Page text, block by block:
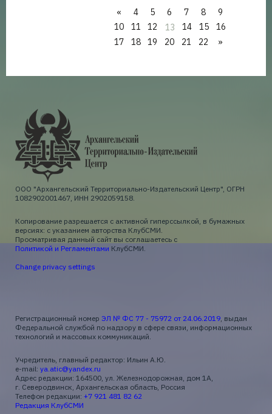
« 4 5 6 7 8
9
10
11 12 13 14 15
16
17
18 19 20 21 22 »
ООО "Архангельский Территориально-Издательский Центр", ОГРН
1082902001467, ИНН 2902059158.
Копирование разрешается с активной гиперссылкой, в бумажных
версиях: с указанием авторства КлубСМИ.
Просматривая данный сайт вы соглашаетесь с
Политикой и Регламентами КлубСМИ.
Change privacy settings
Регистрационный номер ЭЛ № ФС 77 - 75972 от 24.06.2019 , выдан
Федеральной службой по надзору в сфере связи, информационных
технологий и массовых коммуникаций.
Учредитель, главный редактор: Ильин А.Ю.
e-mail: ya.atic@yandex.ru
Адрес редакции: 164500, ул. Железнодорожная, дом 1А,
г. Северодвинск, Архангельская область, Россия
Телефон редакции: +7 921 481 82 62
Редакция КлубСМИ